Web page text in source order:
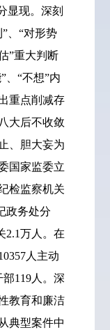
现。深刻
、“对形势
”重大判断
、“不想”内
重点削减存
大后不收敛
、胆大妄为
国家监委立
检监察机关
政务处分
2.1万人。在
人主动
119人。深
教育和廉洁
典型案件中